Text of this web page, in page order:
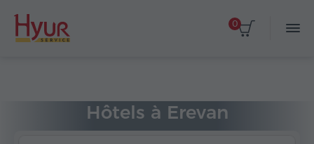
0
Hôtels à Erevan